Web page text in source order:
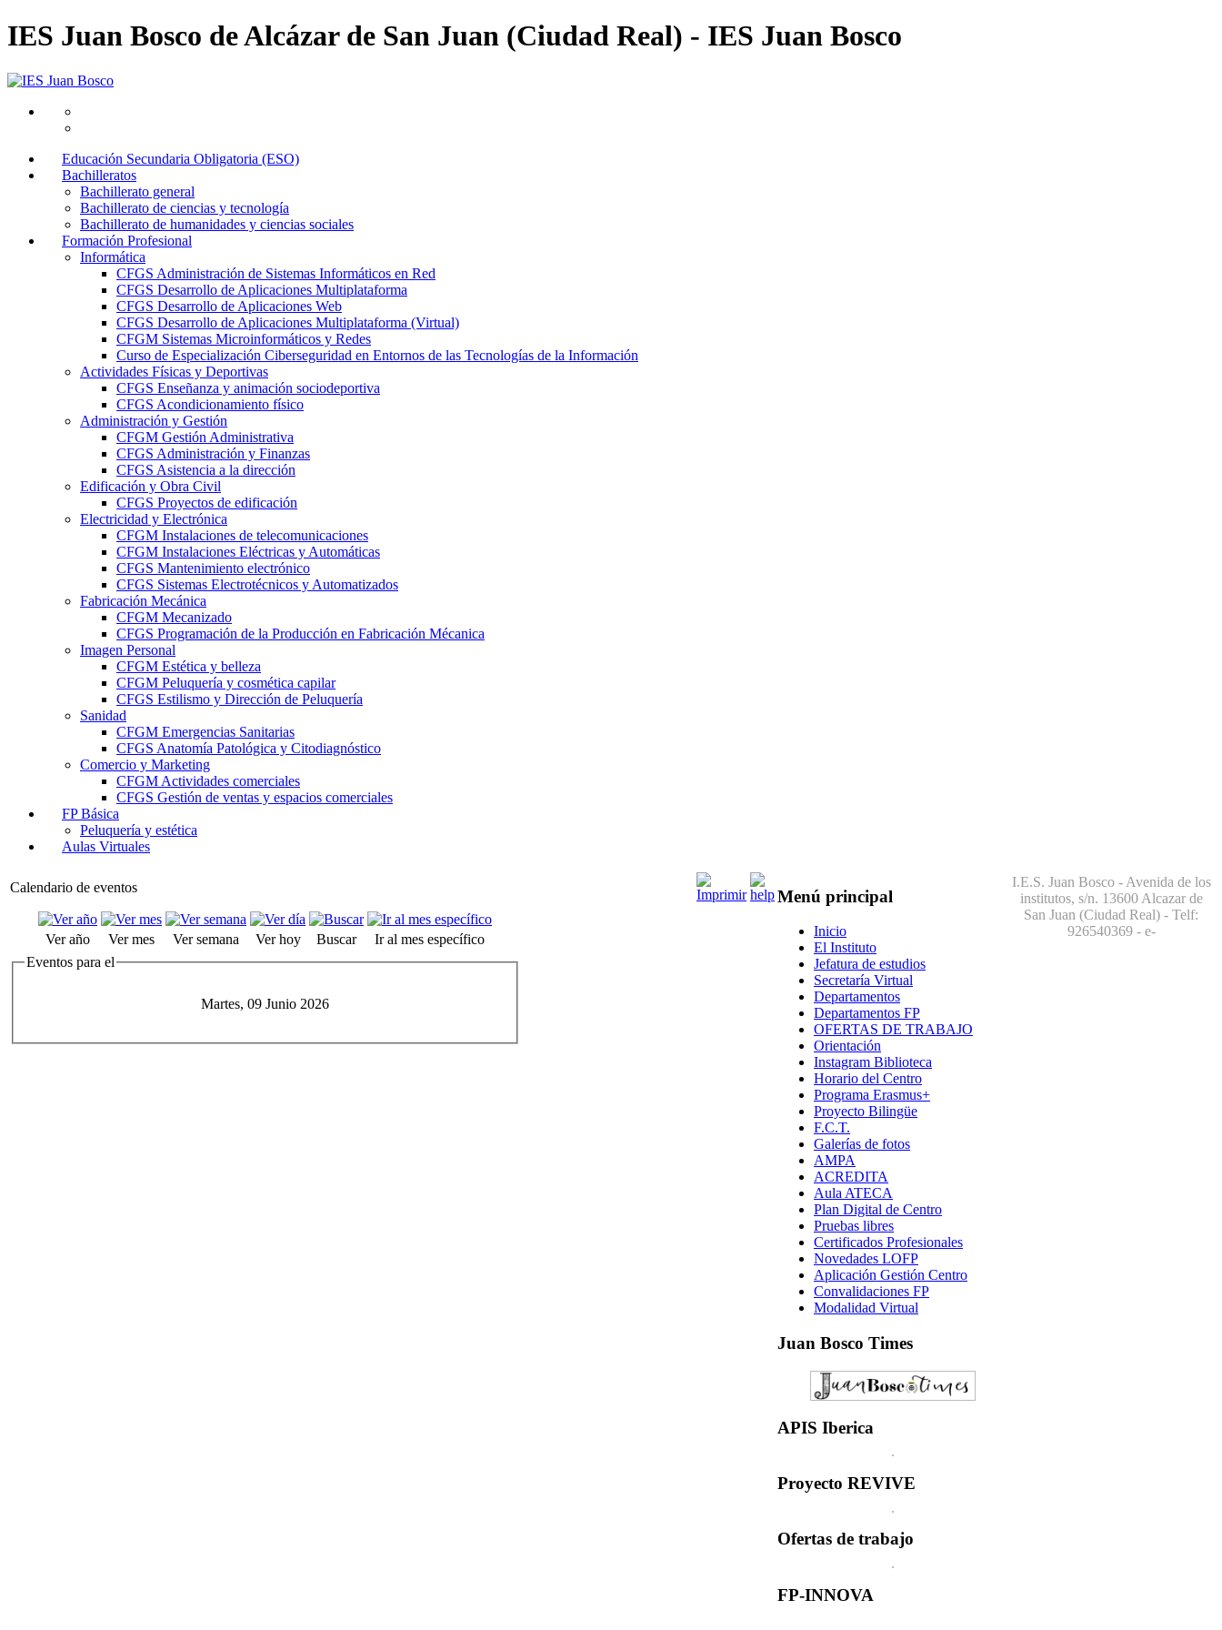
IES Juan Bosco de Alcázar de San Juan (Ciudad Real) - IES Juan Bosco
Educación Secundaria Obligatoria (ESO)
Bachilleratos
Bachillerato general
Bachillerato de ciencias y tecnología
Bachillerato de humanidades y ciencias sociales
Formación Profesional
Informática
CFGS Administración de Sistemas Informáticos en Red
CFGS Desarrollo de Aplicaciones Multiplataforma
CFGS Desarrollo de Aplicaciones Web
CFGS Desarrollo de Aplicaciones Multiplataforma (Virtual)
CFGM Sistemas Microinformáticos y Redes
Curso de Especialización Ciberseguridad en Entornos de las Tecnologías de la Información
Actividades Físicas y Deportivas
CFGS Enseñanza y animación sociodeportiva
CFGS Acondicionamiento físico
Administración y Gestión
CFGM Gestión Administrativa
CFGS Administración y Finanzas
CFGS Asistencia a la dirección
Edificación y Obra Civil
CFGS Proyectos de edificación
Electricidad y Electrónica
CFGM Instalaciones de telecomunicaciones
CFGM Instalaciones Eléctricas y Automáticas
CFGS Mantenimiento electrónico
CFGS Sistemas Electrotécnicos y Automatizados
Fabricación Mecánica
CFGM Mecanizado
CFGS Programación de la Producción en Fabricación Mécanica
Imagen Personal
CFGM Estética y belleza
CFGM Peluquería y cosmética capilar
CFGS Estilismo y Dirección de Peluquería
Sanidad
CFGM Emergencias Sanitarias
CFGS Anatomía Patológica y Citodiagnóstico
Comercio y Marketing
CFGM Actividades comerciales
CFGS Gestión de ventas y espacios comerciales
FP Básica
Peluquería y estética
Aulas Virtuales
Calendario de eventos
Ver año Ver mes Ver semana Ver hoy Buscar
Ir al mes específico
Eventos para el
Martes, 09 Junio 2026
Menú principal
Inicio
El Instituto
Jefatura de estudios
Secretaría Virtual
Departamentos
Departamentos FP
OFERTAS DE TRABAJO
Orientación
Instagram Biblioteca
Horario del Centro
Programa Erasmus+
Proyecto Bilingüe
F.C.T.
Galerías de fotos
AMPA
ACREDITA
Aula ATECA
Plan Digital de Centro
Pruebas libres
Certificados Profesionales
Novedades LOFP
Aplicación Gestión Centro
Convalidaciones FP
Modalidad Virtual
Juan Bosco Times
APIS Iberica
Proyecto REVIVE
Ofertas de trabajo
FP-INNOVA
I.E.S. Juan Bosco - Avenida de los
institutos, s/n. 13600 Alcazar de
San Juan (Ciudad Real) - Telf:
926540369- e-